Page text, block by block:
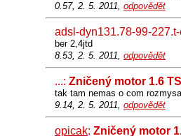
0.57, 2. 5. 2011, odpovědět
adsl-dyn131.78-99-
ber 2,4jtd
8.53, 2. 5. 2011, odpovědět
...: Zničený motor 1.6 TS
tak tam nemas o com
9.14, 2. 5. 2011, odpovědět
opicak: Zničený motor